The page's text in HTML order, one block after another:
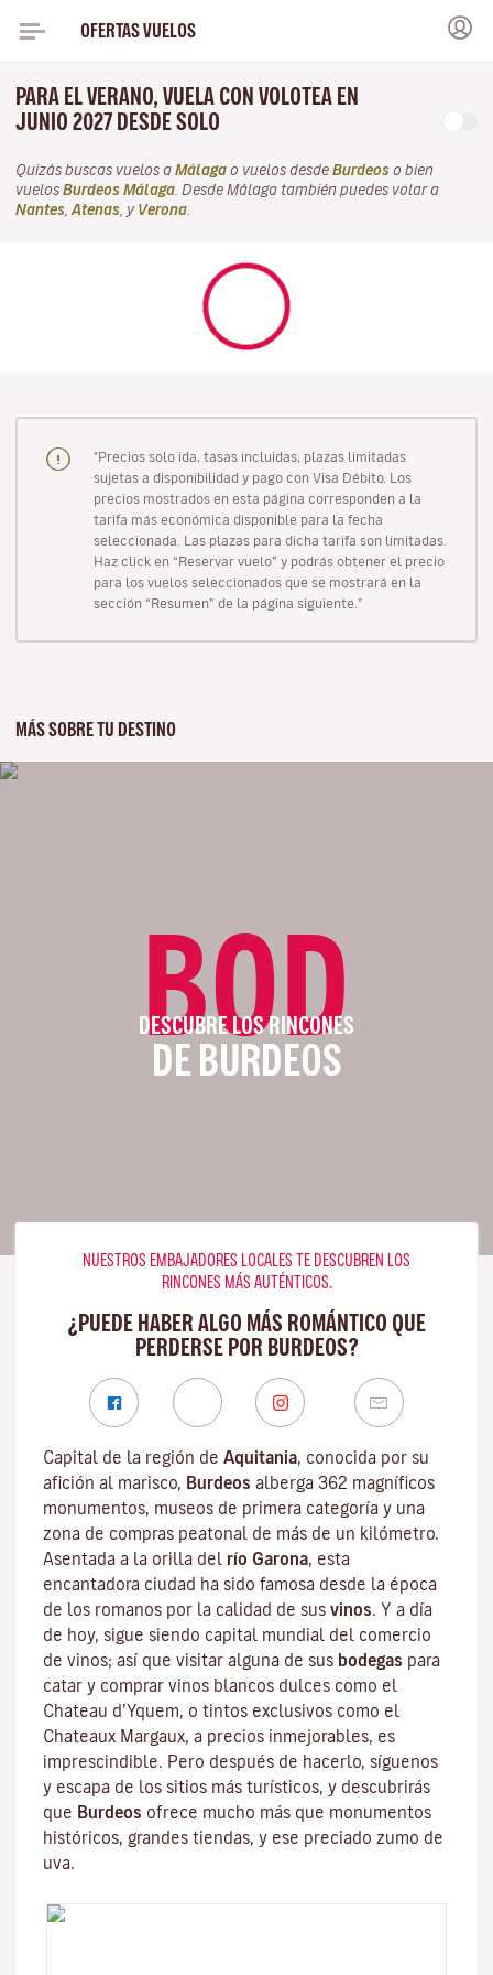
OFERTAS VUELOS
PARA EL VERANO, VUELA CON VOLOTEA EN
JUNIO 2027 DESDE SOLO
Quizás buscas vuelos a Málaga o vuelos desde Burdeos o bien
vuelos Burdeos Málaga . Desde Málaga también puedes volar a
Nantes Atenas , y Verona
"Precios solo ida, tasas incluidas, plazas limitadas
sujetas a disponibilidad y pago con Visa Débito. Los
precios mostrados en esta página corresponden a la
tarifa más económica disponible para la fecha
seleccionada. Las plazas para dicha tarifa son limitadas.
Haz click en “Reservar vuelo” y podrás obtener el precio
para los vuelos seleccionados que se mostrará en la
sección “Resumen” de la página siguiente."
MÁS SOBRE TU DESTINO
BOD
DESCUBRE LOS RINCONES
DE BURDEOS
NUESTROS EMBAJADORES LOCALES TE DESCUBREN LOS
RINCONES MÁS AUTÉNTICOS.
¿PUEDE HABER ALGO MÁS ROMÁNTICO QUE
PERDERSE POR BURDEOS?
Capital de la región de Aquitania, conocida por su
afición al marisco, Burdeos alberga 362 magníficos
monumentos, museos de primera categoría y una
zona de compras peatonal de más de un kilómetro.
Asentada a la orilla del río Garona, esta
encantadora ciudad ha sido famosa desde la época
de los romanos por la calidad de sus vinos. Y a día
de hoy, sigue siendo capital mundial del comercio
de vinos; así que visitar alguna de sus bodegas para
catar y comprar vinos blancos dulces como el
Chateau d’Yquem, o tintos exclusivos como el
Chateaux Margaux, a precios inmejorables, es
imprescindible. Pero después de hacerlo, síguenos
y escapa de los sitios más turísticos, y descubrirás
que Burdeos ofrece mucho más que monumentos
históricos, grandes tiendas, y ese preciado zumo de
uva.